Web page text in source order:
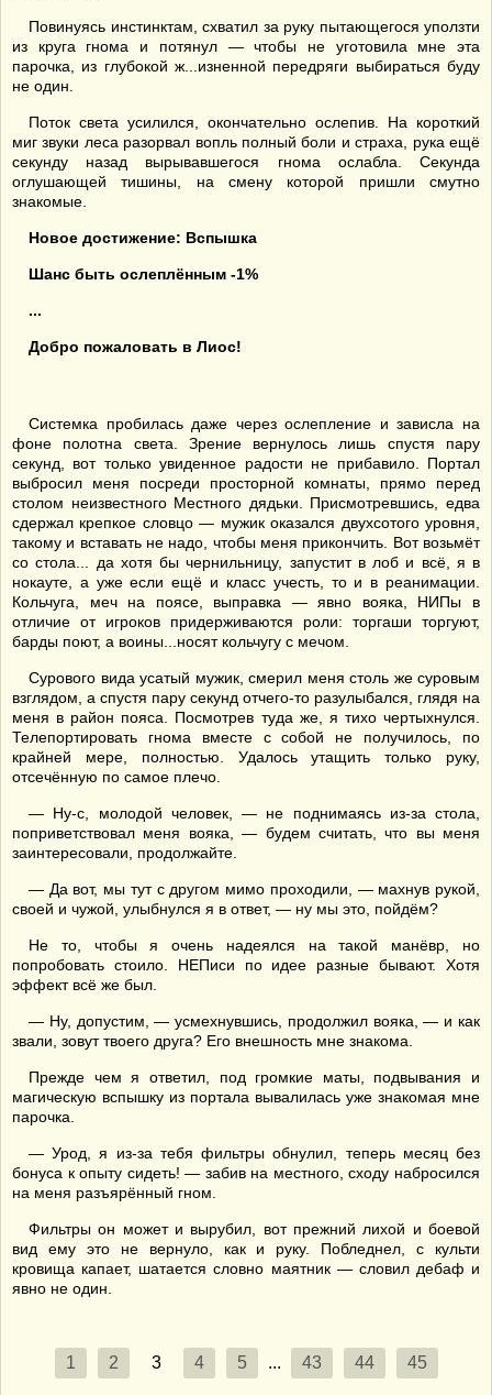
Повинуясь инстинктам, схватил за руку пытающегося уползти
из круга гнома и потянул — чтобы не уготовила мне эта
парочка, из глубокой ж...изненной передряги выбираться буду
не один.
Поток света усилился, окончательно ослепив. На короткий
миг звуки леса разорвал вопль полный боли и страха, рука ещё
секунду назад вырывавшегося гнома ослабла. Секунда
оглушающей тишины, на смену которой пришли смутно
знакомые.
Новое достижение: Вспышка
Шанс быть ослеплённым -1%
...
Добро пожаловать в Лиос!
Системка пробилась даже через ослепление и зависла на
фоне полотна света. Зрение вернулось лишь спустя пару
секунд, вот только увиденное радости не прибавило. Портал
выбросил меня посреди просторной комнаты, прямо перед
столом неизвестного Местного дядьки. Присмотревшись, едва
сдержал крепкое словцо — мужик оказался двухсотого уровня,
такому и вставать не надо, чтобы меня прикончить. Вот возьмёт
со стола... да хотя бы чернильницу, запустит в лоб и всё, я в
нокауте, а уже если ещё и класс учесть, то и в реанимации.
Кольчуга, меч на поясе, выправка — явно вояка, НИПы в
отличие от игроков придерживаются роли: торгаши торгуют,
барды поют, а воины...носят кольчугу с мечом.
Сурового вида усатый мужик, смерил меня столь же суровым
взглядом, а спустя пару секунд отчего-то разулыбался, глядя на
меня в район пояса. Посмотрев туда же, я тихо чертыхнулся.
Телепортировать гнома вместе с собой не получилось, по
крайней мере, полностью. Удалось утащить только руку,
отсечённую по самое плечо.
— Ну-с, молодой человек, — не поднимаясь из-за стола,
поприветствовал меня вояка, — будем считать, что вы меня
заинтересовали, продолжайте.
— Да вот, мы тут с другом мимо проходили, — махнув рукой,
своей и чужой, улыбнулся я в ответ, — ну мы это, пойдём?
Не то, чтобы я очень надеялся на такой манёвр, но
попробовать стоило. НЕПиси по идее разные бывают. Хотя
эффект всё же был.
— Ну, допустим, — усмехнувшись, продолжил вояка, — и как
звали, зовут твоего друга? Его внешность мне знакома.
Прежде чем я ответил, под громкие маты, подвывания и
магическую вспышку из портала вывалилась уже знакомая мне
парочка.
— Урод, я из-за тебя фильтры обнулил, теперь месяц без
бонуса к опыту сидеть! — забив на местного, сходу набросился
на меня разъярённый гном.
Фильтры он может и вырубил, вот прежний лихой и боевой
вид ему это не вернуло, как и руку. Побледнел, с культи
кровища капает, шатается словно маятник — словил дебаф и
явно не один.
1 2 3 4 5 ... 43 44 45